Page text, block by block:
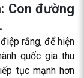
Con đường
rằng, để hiện
quốc gia thu
tục mạnh hơn